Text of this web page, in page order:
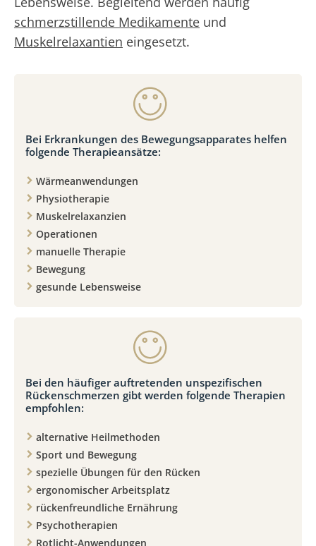
schmerzstillende Medikamente und
Muskelrelaxantien eingesetzt.
Bei Erkrankungen des Bewegungsapparates helfen
folgende Therapieansätze:
Wärmeanwendungen
Physiotherapie
Muskelrelaxanzien
Operationen
manuelle Therapie
Bewegung
gesunde Lebensweise
Bei den häufiger auftretenden unspezifischen
Rückenschmerzen gibt werden folgende Therapien
empfohlen:
alternative Heilmethoden
Sport und Bewegung
spezielle Übungen für den Rücken
ergonomischer Arbeitsplatz
rückenfreundliche Ernährung
Psychotherapien
Rotlicht-Anwendungen